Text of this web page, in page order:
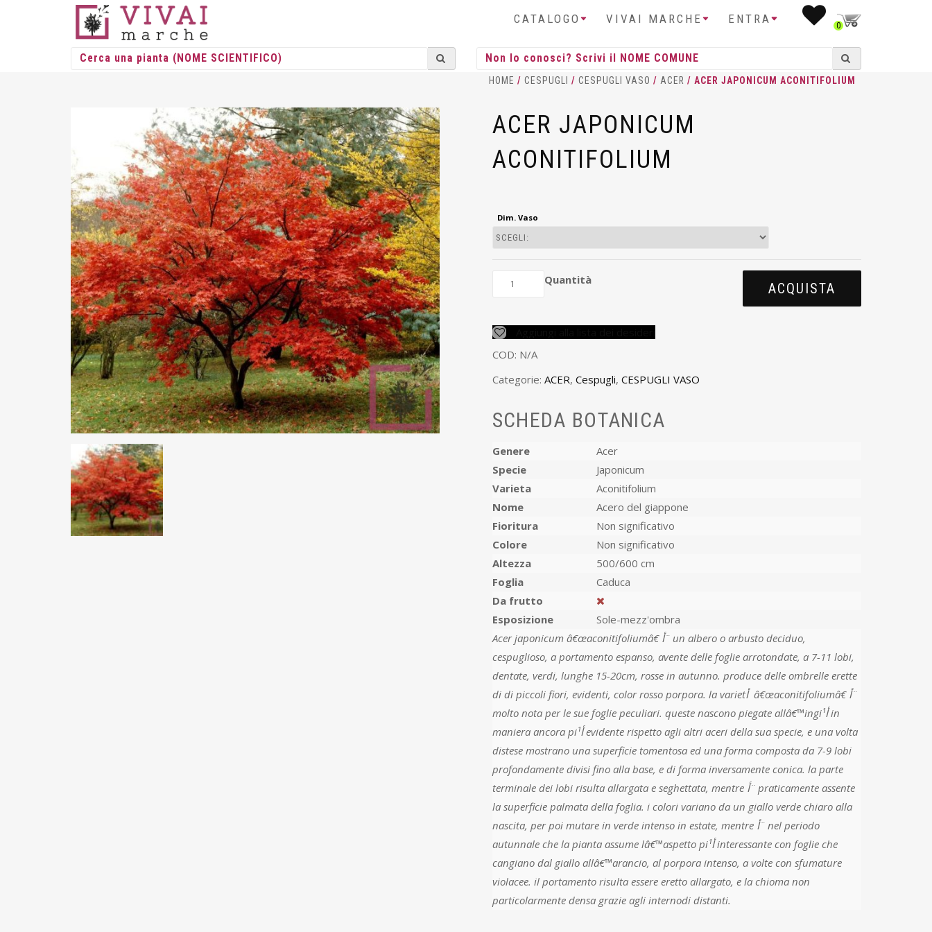
CATALOGO VIVAI MARCHE ENTRA 0
HOME / CESPUGLI / CESPUGLI VASO / ACER / ACER JAPONICUM ACONITIFOLIUM
ACER JAPONICUM
ACONITIFOLIUM
Dim. Vaso
Quantità
ACQUISTA
COD: N/A
Categorie: ACER, Cespugli, CESPUGLI VASO
SCHEDA BOTANICA
Genere
Acer
Specie
Japonicum
Varieta
Aconitifolium
Nome
Acero del giappone
Fioritura
Non significativo
Colore
Non significativo
Altezza
500/600 cm
Foglia
Caduca
Da frutto
Esposizione
Sole-mezz'ombra
Acer japonicum â€œaconitifoliumâ€‌ أ¨ un albero o arbusto deciduo,
cespuglioso, a portamento espanso, avente delle foglie arrotondate, a 7-11 lobi,
dentate, verdi, lunghe 15-20cm, rosse in autunno. produce delle ombrelle erette
di di piccoli fiori, evidenti, color rosso porpora. la varietأ â€œaconitifoliumâ€‌ أ¨
molto nota per le sue foglie peculiari. queste nascono piegate allâ€™ingiأ¹ in
maniera ancora piأ¹ evidente rispetto agli altri aceri della sua specie, e una volta
distese mostrano una superficie tomentosa ed una forma composta da 7-9 lobi
profondamente divisi fino alla base, e di forma inversamente conica. la parte
terminale dei lobi risulta allargata e seghettata, mentre أ¨ praticamente assente
la superficie palmata della foglia. i colori variano da un giallo verde chiaro alla
nascita, per poi mutare in verde intenso in estate, mentre أ¨ nel periodo
autunnale che la pianta assume lâ€™aspetto piأ¹ interessante con foglie che
cangiano dal giallo allâ€™arancio, al porpora intenso, a volte con sfumature
violacee. il portamento risulta essere eretto allargato, e la chioma non
particolarmente densa grazie agli internodi distanti.